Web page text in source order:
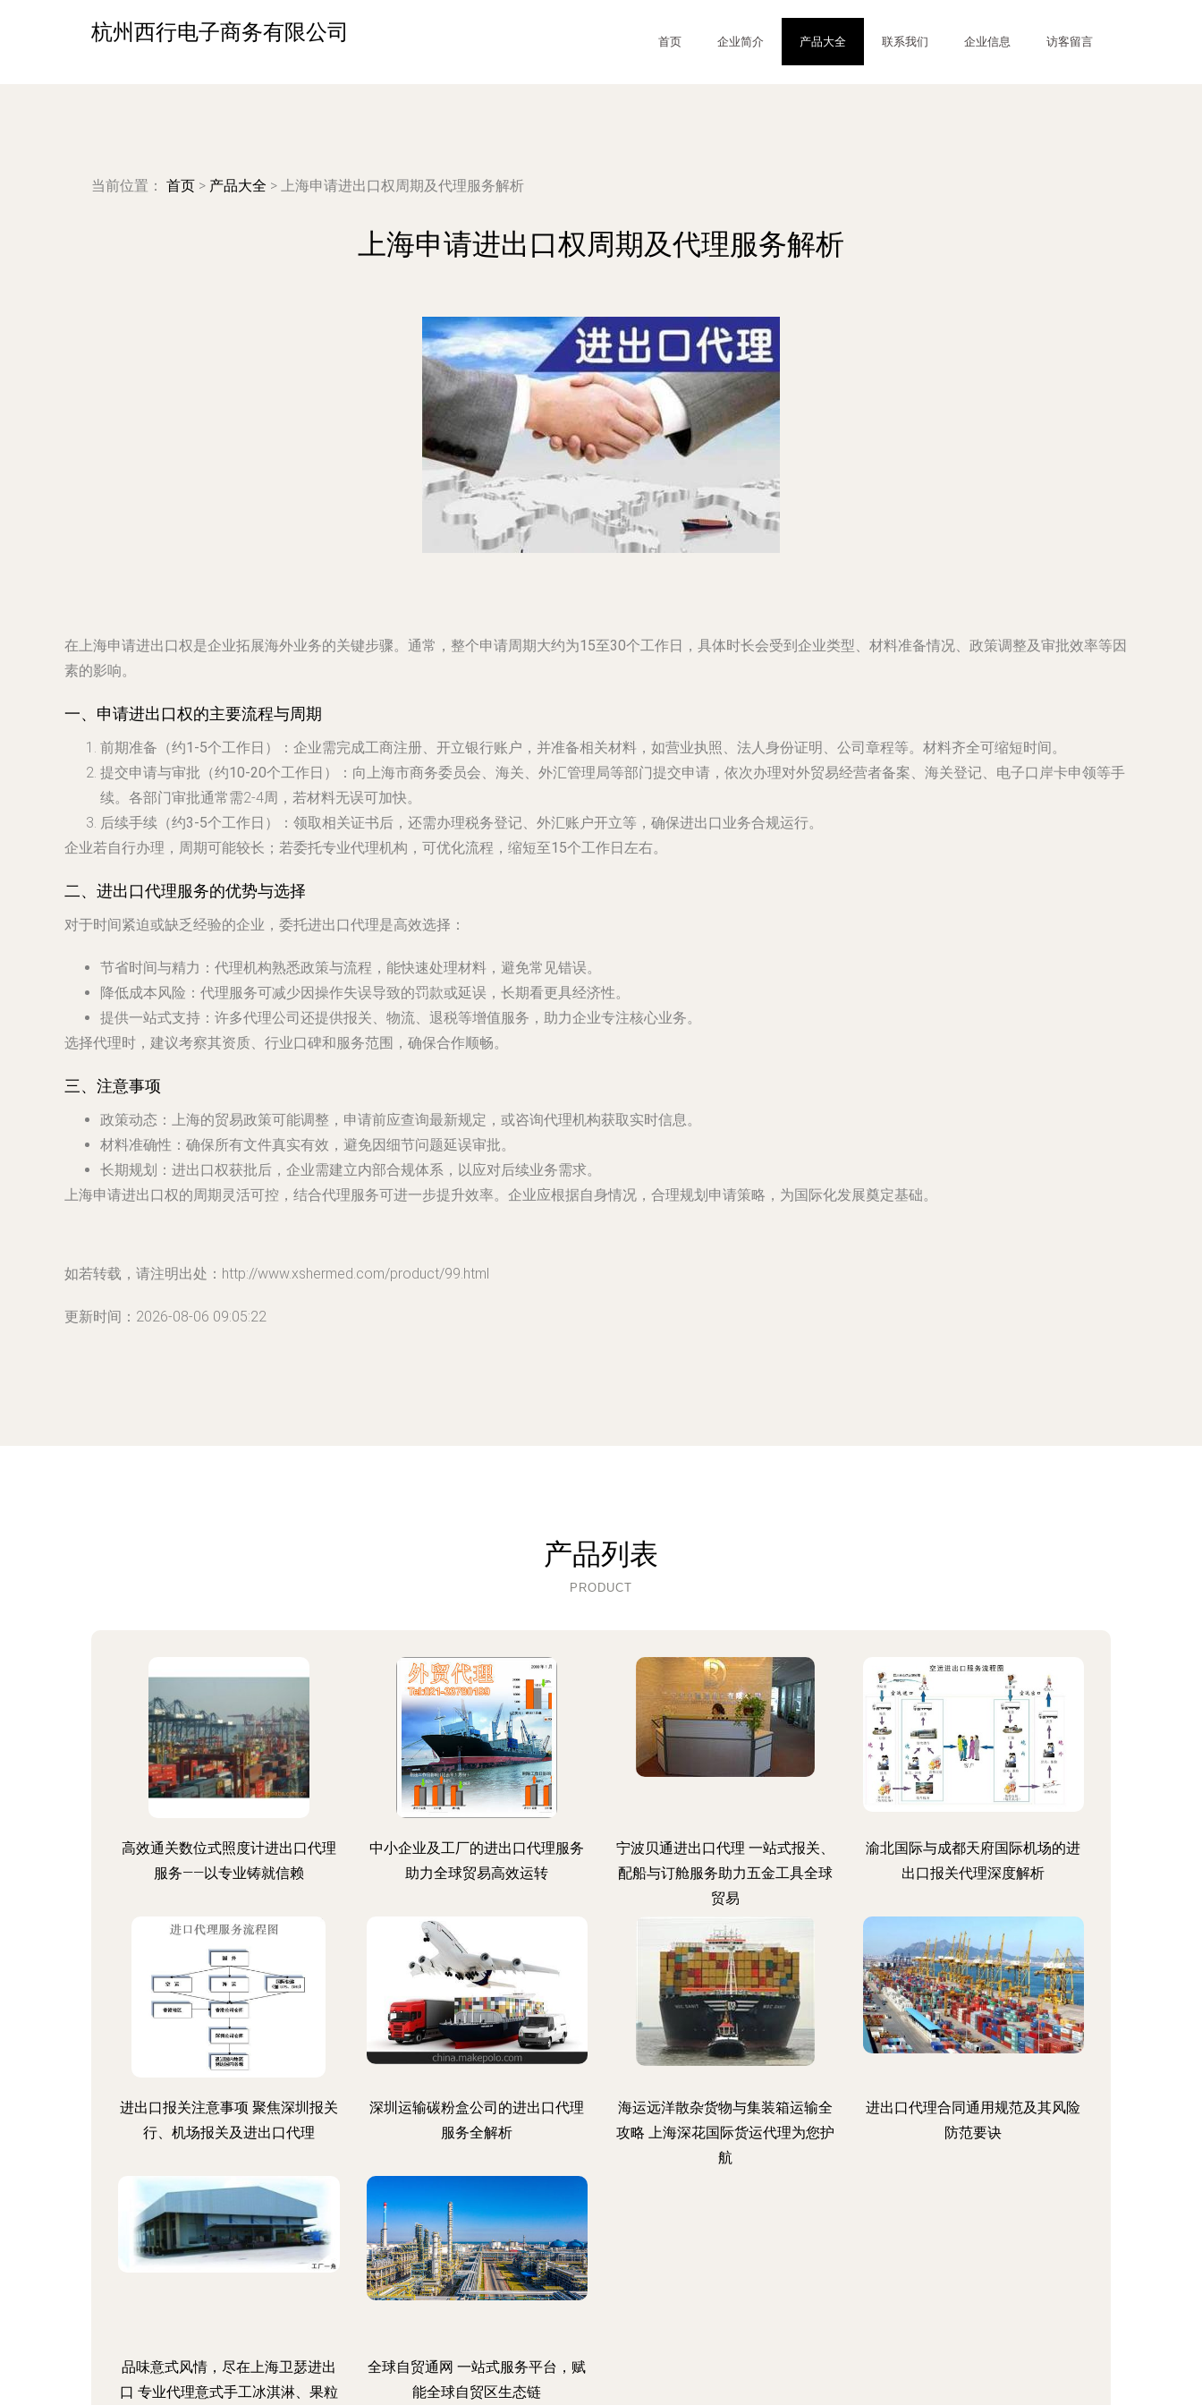
杭州西行电子商务有限公司 首页 企业简介 产品大全 联系我们 企业信息 访客留言
当前位置： 首页 > 产品大全 > 上海申请进出口权周期及代理服务解析
上海申请进出口权周期及代理服务解析
在上海申请进出口权是企业拓展海外业务的关键步骤。通常，整个申请周期大约为15至30个工作日 ，具体时长会受到企业类型、材料准备情况、政策调整及审批效率等因
素的影响。
一、申请进出口权的主要流程与周期
前期准备（约1-5个工作日）
：企业需完成工商注册、开立银行账户，并准备相关材料，如营业执照、法人身份证明、公司章程等。材料齐全可缩短时间。
提交申请与审批（约10-20个工作日）
：向上海市商务委员会、海关、外汇管理局等部门提交申请，依次办理对外贸易经营者备案、海关登记、电子口岸卡申领等手
续。各部门审批通常需2-4周，若材料无误可加快。
后续手续（约3-5个工作日）
：领取相关证书后，还需办理税务登记、外汇账户开立等，确保进出口业务合规运行。
企业若自行办理，周期可能较长；若委托专业代理机构，可优化流程，缩短至15个工作日左右。
二、进出口代理服务的优势与选择
对于时间紧迫或缺乏经验的企业，委托进出口代理是高效选择：
节省时间与精力 ：代理机构熟悉政策与流程，能快速处理材料，避免常见错误。
降低成本风险 ：代理服务可减少因操作失误导致的罚款或延误，长期看更具经济性。
提供一站式支持 ：许多代理公司还提供报关、物流、退税等增值服务，助力企业专注核心业务。
选择代理时，建议考察其资质、行业口碑和服务范围，确保合作顺畅。
三、注意事项
政策动态：上海的贸易政策可能调整，申请前应查询最新规定，或咨询代理机构获取实时信息。
材料准确性：确保所有文件真实有效，避免因细节问题延误审批。
长期规划：进出口权获批后，企业需建立内部合规体系，以应对后续业务需求。
上海申请进出口权的周期灵活可控，结合代理服务可进一步提升效率。企业应根据自身情况，合理规划申请策略，为国际化发展奠定基础。
如若转载，请注明出处：http://www.xshermed.com/product/99.html
更新时间：2026-08-06 09:05:22
产品列表
PRODUCT
高效通关数位式照度计进出口代理
服务——以专业铸就信赖
中小企业及工厂的进出口代理服务
助力全球贸易高效运转
宁波贝通进出口代理 一站式报关、
配船与订舱服务助力五金工具全球
贸易
渝北国际与成都天府国际机场的进
出口报关代理深度解析
进出口报关注意事项 聚焦深圳报关
行、机场报关及进出口代理
深圳运输碳粉盒公司的进出口代理
服务全解析
海运远洋散杂货物与集装箱运输全
攻略 上海深花国际货运代理为您护
航
进出口代理合同通用规范及其风险
防范要诀
品味意式风情，尽在上海卫瑟进出
口 专业代理意式手工冰淇淋、果粒
全球自贸通网 一站式服务平台，赋
能全球自贸区生态链